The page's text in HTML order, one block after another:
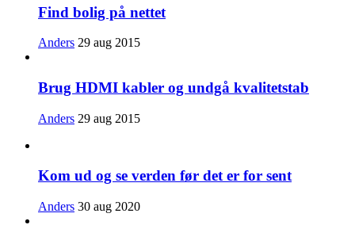
Find bolig på nettet
Anders 29 aug 2015
Brug HDMI kabler og undgå kvalitetstab
Anders 29 aug 2015
Kom ud og se verden før det er for sent
Anders 30 aug 2020